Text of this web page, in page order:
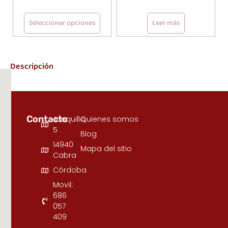
Seleccionar opciones Leer más
Descripción
ContactoJunquillo,
5
14940
Cabra
Córdoba
Movil:
686
057
409
Quienes somos
Blog
Mapa del sitio